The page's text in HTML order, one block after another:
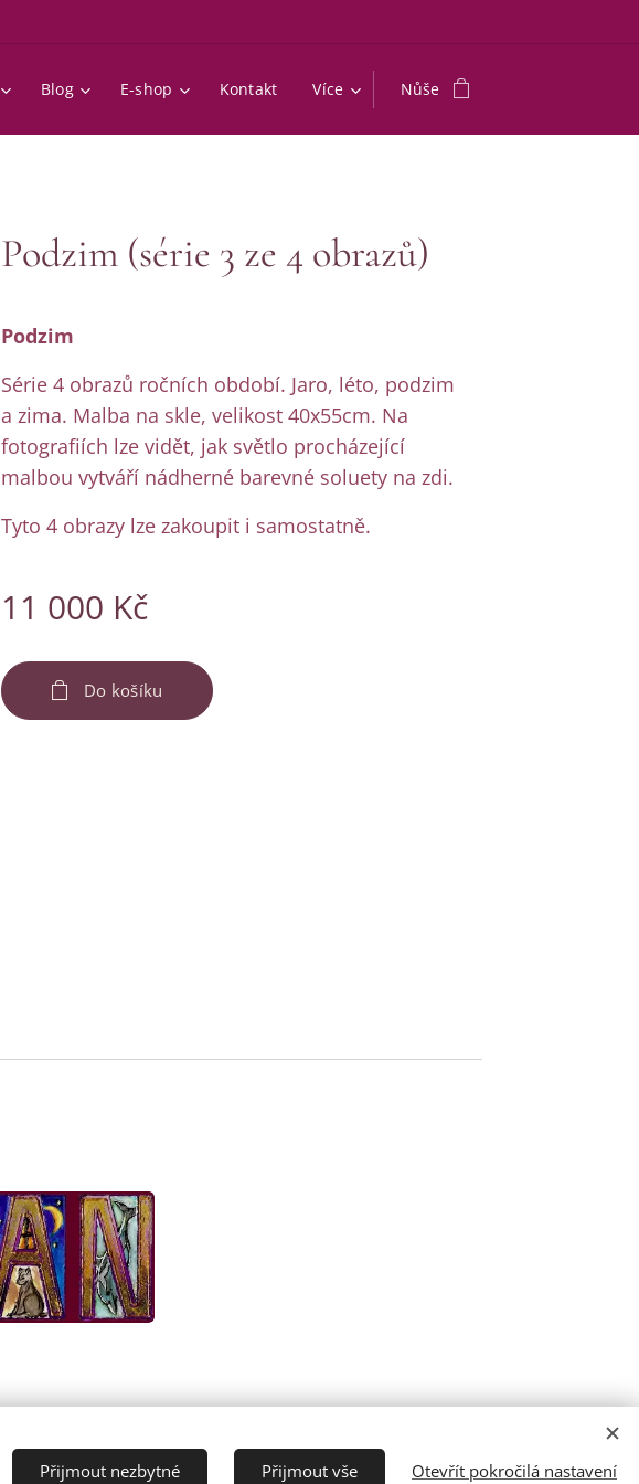
Blog E-shop Kontakt Více Nůše
Podzim (série 3 ze 4 obrazů)
Podzim
Série 4 obrazů ročních období. Jaro, léto, podzim
a zima. Malba na skle, velikost 40x55cm. Na
fotografiích lze vidět, jak světlo procházející
malbou vytváří nádherné barevné soluety na zdi.
Tyto 4 obrazy lze zakoupit i samostatně.
11 000 Kč
Do košíku
Přijmout nezbytné Přijmout vše Otevřít pokročilá nastavení